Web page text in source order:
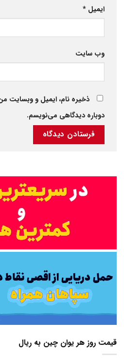
ایمیل *
وب‌ سایت
ذخیره نام، ایمیل و وبسایت
دوباره دیدگاهی می‌نویسم.
قیمت روز هر یوان چین به ریال